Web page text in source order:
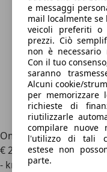
e messaggi
mail localmente
veicoli preferiti o
prezzi. Ciò
non è necessario
Con il tuo
saranno
Alcuni cookie/
per
richieste di
riutilizzarle
compilare nuove
l'utilizzo di tali
estese non
parte.
Omoda 51.5 TGDI HEV
€ 22.900
- km